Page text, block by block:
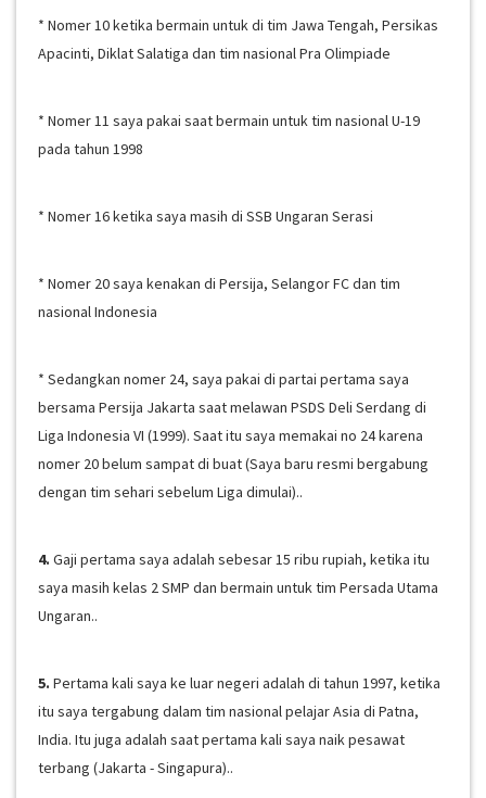
* Nomer 10 ketika bermain untuk di tim Jawa Tengah, Persikas
Apacinti, Diklat Salatiga dan tim nasional Pra Olimpiade
* Nomer 11 saya pakai saat bermain untuk tim nasional U-19
pada tahun 1998
* Nomer 16 ketika saya masih di SSB Ungaran Serasi
* Nomer 20 saya kenakan di Persija, Selangor FC dan tim
nasional Indonesia
* Sedangkan nomer 24, saya pakai di partai pertama saya
bersama Persija Jakarta saat melawan PSDS Deli Serdang di
Liga Indonesia VI (1999). Saat itu saya memakai no 24 karena
nomer 20 belum sampat di buat (Saya baru resmi bergabung
dengan tim sehari sebelum Liga dimulai)..
4. Gaji pertama saya adalah sebesar 15 ribu rupiah, ketika itu
saya masih kelas 2 SMP dan bermain untuk tim Persada Utama
Ungaran..
5. Pertama kali saya ke luar negeri adalah di tahun 1997, ketika
itu saya tergabung dalam tim nasional pelajar Asia di Patna,
India. Itu juga adalah saat pertama kali saya naik pesawat
terbang (Jakarta - Singapura)..